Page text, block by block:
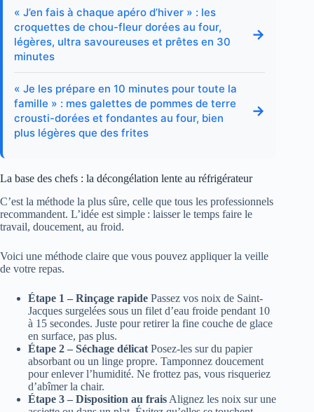
« J’en fais à chaque apéro d’hiver » : les
croquettes de chou-fleur dorées au four,
légères, ultra savoureuses et prêtes en 30
minutes
→
« Je les prépare en 10 minutes pour toute la
famille » : mes galettes de pommes de terre
crousti-dorées et fondantes au four, bien
plus légères que des frites
→
La base des chefs : la décongélation lente au réfrigérateur
C’est la méthode la plus sûre, celle que tous les professionnels
recommandent. L’idée est simple : laisser le temps faire le
travail, doucement, au froid.
Voici une méthode claire que vous pouvez appliquer la veille
de votre repas.
Étape 1 – Rinçage rapide Passez vos noix de Saint-
Jacques surgelées sous un filet d’eau froide pendant 10
à 15 secondes. Juste pour retirer la fine couche de glace
en surface, pas plus.
Étape 2 – Séchage délicat Posez-les sur du papier
absorbant ou un linge propre. Tamponnez doucement
pour enlever l’humidité. Ne frottez pas, vous risqueriez
d’abîmer la chair.
Étape 3 – Disposition au frais Alignez les noix sur une